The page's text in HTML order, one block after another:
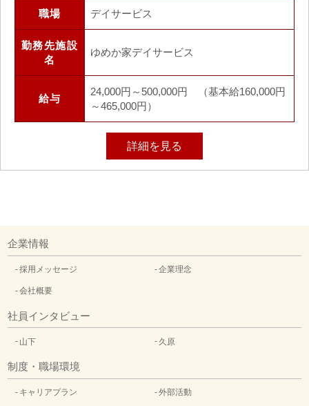
職場 デイサービス
勤務先施設
名
ゆめか家デイサービス
給与
24,000円～500,000円 （基本給160,000円
～465,000円）
詳細を見る
企業情報
採用メッセージ 企業理念
会社概要
社員インタビュー
山下 久原
制度・職場環境
キャリアプラン 外部活動